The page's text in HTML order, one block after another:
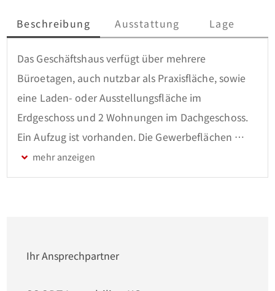
Beschreibung Ausstattung Lage
Das Geschäftshaus verfügt über mehrere
Büroetagen, auch nutzbar als Praxisfläche, sowie
eine Laden- oder Ausstellungsfläche im
Erdgeschoss und 2 Wohnungen im Dachgeschoss.
Ein Aufzug ist vorhanden. Die Gewerbeflächen
stehen zur Zeit leer, eine der
Eigentumswohnungen ist vermietet, die Andere
Die Gesamtfläche von ca. 975 m² teilen sich wie
Ihr Ansprechpartner